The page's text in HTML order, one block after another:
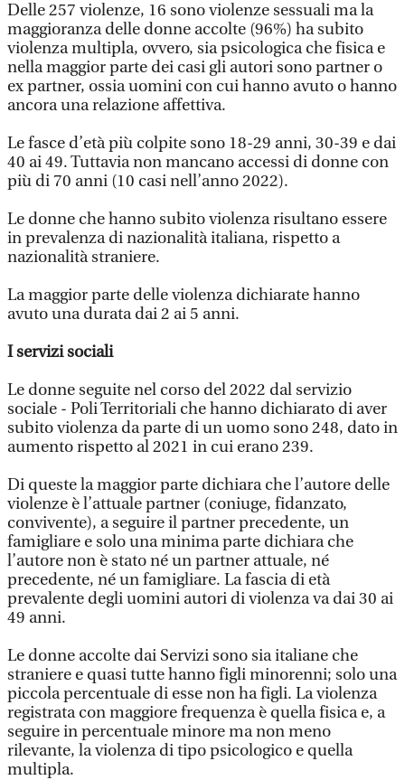
Delle 257 violenze, 16 sono violenze sessuali ma la
maggioranza delle donne accolte (96%) ha subito
violenza multipla, ovvero, sia psicologica che fisica e
nella maggior parte dei casi gli autori sono partner o
ex partner, ossia uomini con cui hanno avuto o hanno
ancora una relazione affettiva.
Le fasce d’età più colpite sono 18-29 anni, 30-39 e dai
40 ai 49. Tuttavia non mancano accessi di donne con
più di 70 anni (10 casi nell’anno 2022).
Le donne che hanno subito violenza risultano essere
in prevalenza di nazionalità italiana, rispetto a
nazionalità straniere.
La maggior parte delle violenza dichiarate hanno
avuto una durata dai 2 ai 5 anni.
I servizi sociali
Le donne seguite nel corso del 2022 dal servizio
sociale - Poli Territoriali che hanno dichiarato di aver
subito violenza da parte di un uomo sono 248, dato in
aumento rispetto al 2021 in cui erano 239.
Di queste la maggior parte dichiara che l’autore delle
violenze è l’attuale partner (coniuge, fidanzato,
convivente), a seguire il partner precedente, un
famigliare e solo una minima parte dichiara che
l’autore non è stato né un partner attuale, né
precedente, né un famigliare. La fascia di età
prevalente degli uomini autori di violenza va dai 30 ai
49 anni.
Le donne accolte dai Servizi sono sia italiane che
straniere e quasi tutte hanno figli minorenni; solo una
piccola percentuale di esse non ha figli. La violenza
registrata con maggiore frequenza è quella fisica e, a
seguire in percentuale minore ma non meno
rilevante, la violenza di tipo psicologico e quella
multipla.